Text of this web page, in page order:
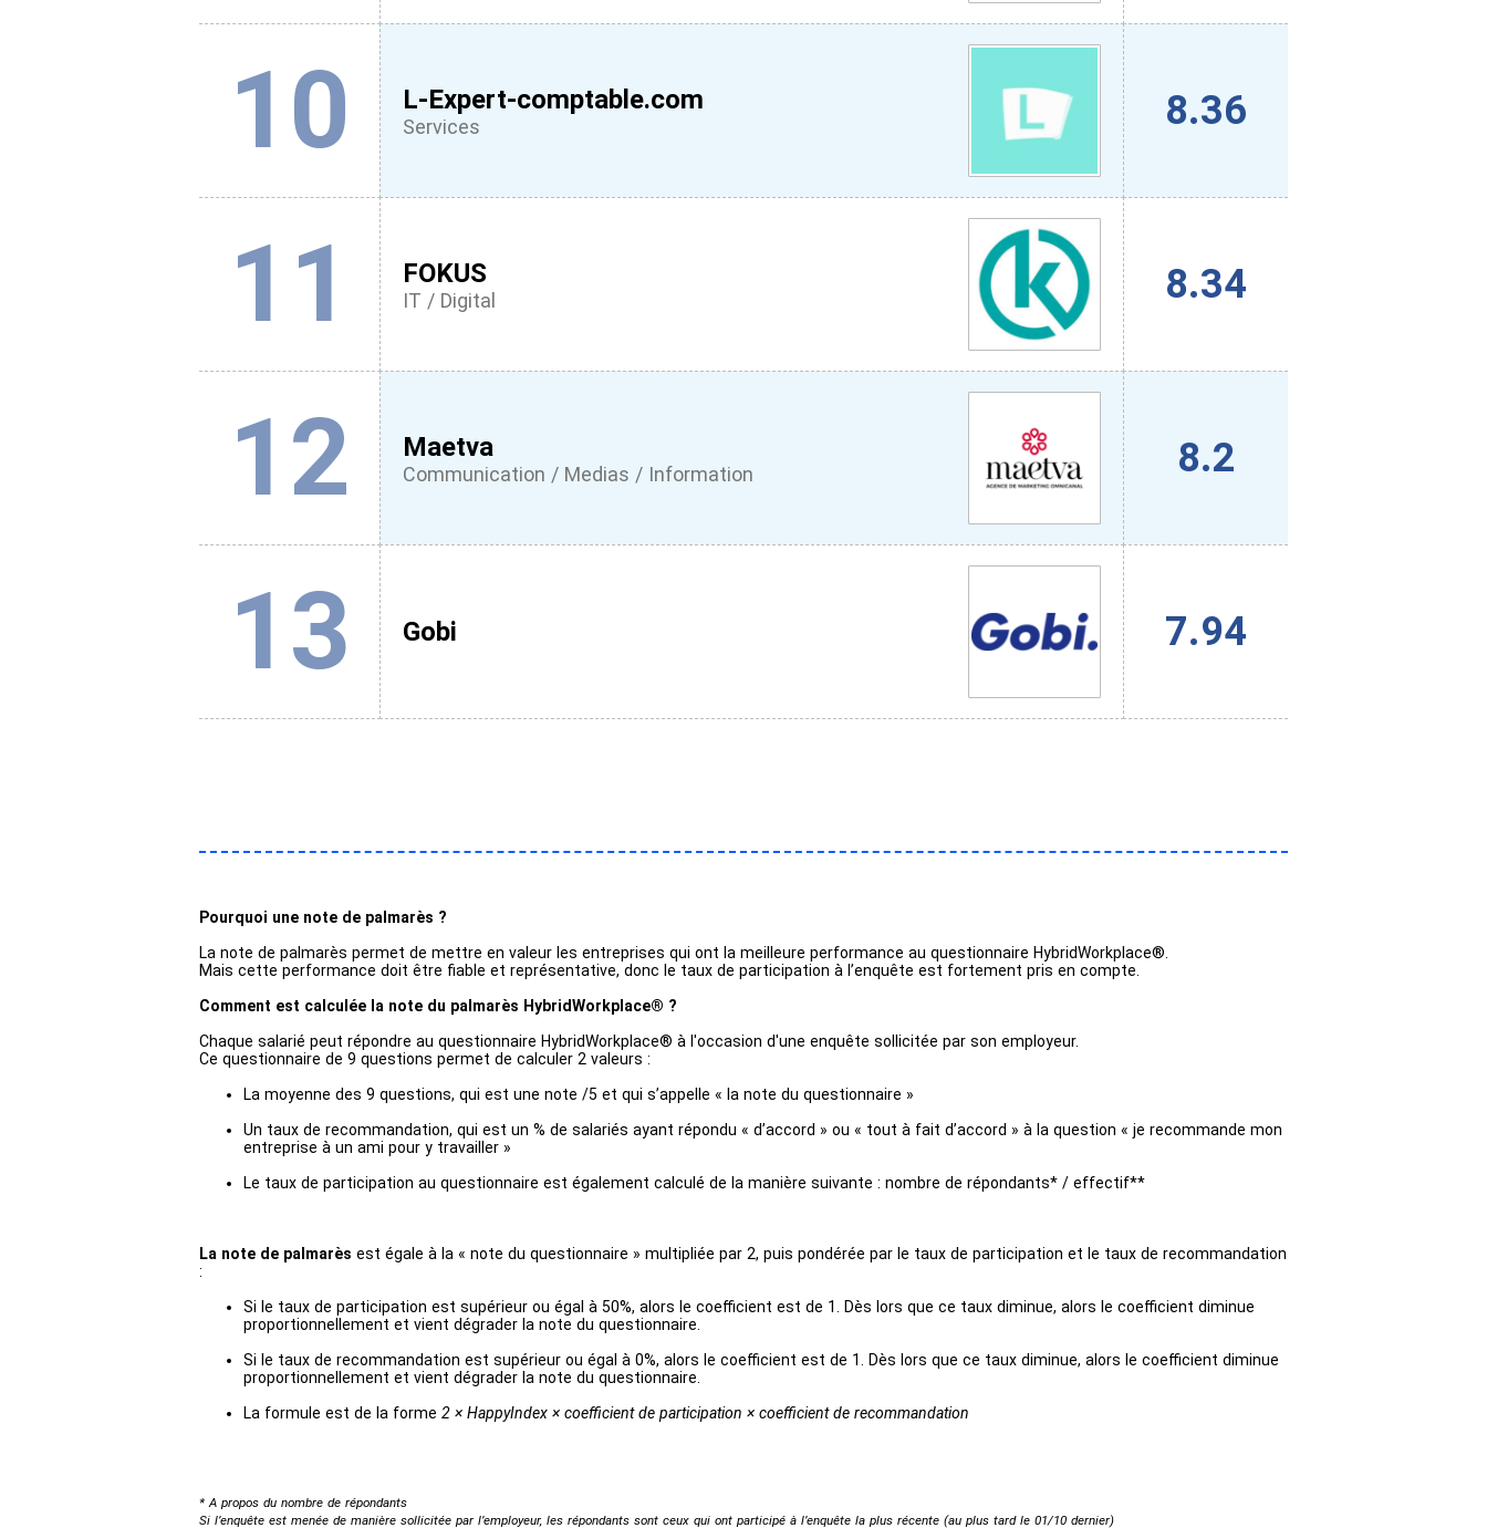
10 L-Expert-comptable.com
Services 8.36
11 FOKUS
IT / Digital 8.34
12 Maetva
Communication / Medias / Information 8.2
13 Gobi 7.94
Pourquoi une note de palmarès ?
La note de palmarès permet de mettre en valeur les entreprises qui ont la meilleure performance au questionnaire HybridWorkplace®.
Mais cette performance doit être fiable et représentative, donc le taux de participation à l’enquête est fortement pris en compte.
Comment est calculée la note du palmarès HybridWorkplace® ?
Chaque salarié peut répondre au questionnaire HybridWorkplace® à l'occasion d'une enquête sollicitée par son employeur.
Ce questionnaire de 9 questions permet de calculer 2 valeurs :
La moyenne des 9 questions, qui est une note /5 et qui s’appelle « la note du questionnaire »
Un taux de recommandation, qui est un % de salariés ayant répondu « d’accord » ou « tout à fait d’accord » à la question « je recommande mon
entreprise à un ami pour y travailler »
Le taux de participation au questionnaire est également calculé de la manière suivante : nombre de répondants* / effectif**
La note de palmarès est égale à la « note du questionnaire » multipliée par 2, puis pondérée par le taux de participation et le taux de recommandation
:
Si le taux de participation est supérieur ou égal à 50%, alors le coefficient est de 1. Dès lors que ce taux diminue, alors le coefficient diminue
proportionnellement et vient dégrader la note du questionnaire.
Si le taux de recommandation est supérieur ou égal à 0%, alors le coefficient est de 1. Dès lors que ce taux diminue, alors le coefficient diminue
proportionnellement et vient dégrader la note du questionnaire.
La formule est de la forme 2 × HappyIndex × coefficient de participation × coefficient de recommandation
* A propos du nombre de répondants
Si l’enquête est menée de manière sollicitée par l’employeur, les répondants sont ceux qui ont participé à l’enquête la plus récente (au plus tard le 01/10 dernier)